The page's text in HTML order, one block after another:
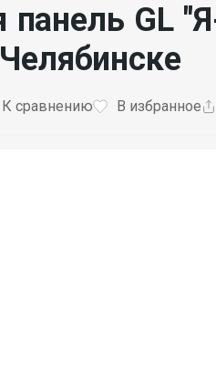
панель GL
К сравнению В избранное